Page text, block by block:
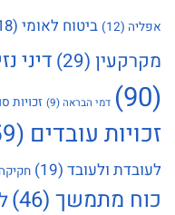
אפליה (12) ביטוח לאומי (18)
מקרקעין (29) דיני
(90)
דמי הבראה(9) זכויות
זכויות עובדים (59)
לעובדת ולעובד (19) חקיקה
כוח מתמשך (46)